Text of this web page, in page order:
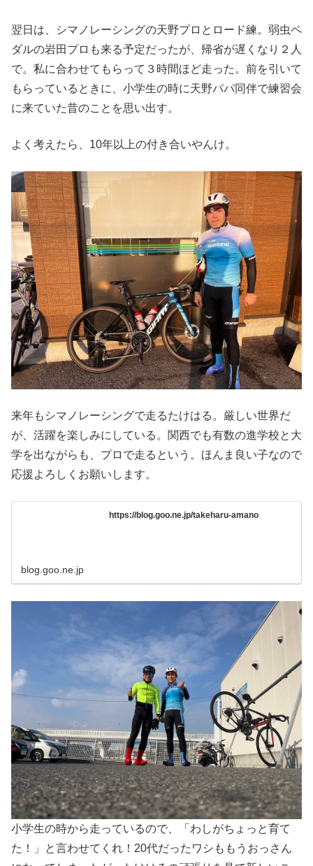
翌日は、シマノレーシングの天野プロとロード練。弱虫ペ
ダルの岩田プロも来る予定だったが、帰省が遅くなり２人
で。私に合わせてもらって３時間ほど走った。前を引いて
もらっているときに、小学生の時に天野パパ同伴で練習会
に来ていた昔のことを思い出す。
よく考えたら、10年以上の付き合いやんけ。
来年もシマノレーシングで走るたけはる。厳しい世界だ
が、活躍を楽しみにしている。関西でも有数の進学校と大
学を出ながらも、プロで走るという。ほんま良い子なので
応援よろしくお願いします。
https://blog.goo.ne.jp/takeharu-amano
blog.goo.ne.jp
小学生の時から走っているので、「わしがちょっと育て
た！」と言わせてくれ！20代だったワシももうおっさん